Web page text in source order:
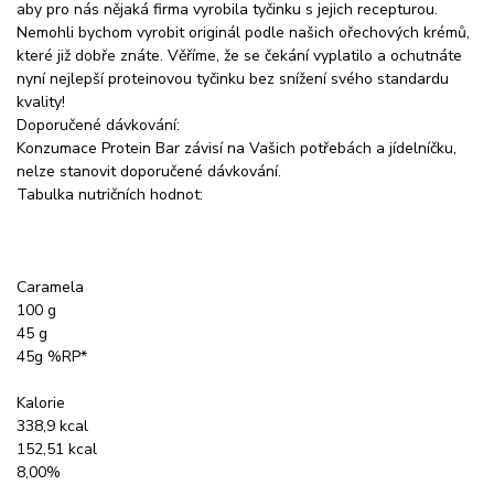
aby pro nás nějaká firma vyrobila tyčinku s jejich recepturou.
Nemohli bychom vyrobit originál podle našich ořechových krémů,
které již dobře znáte. Věříme, že se čekání vyplatilo a ochutnáte
nyní nejlepší proteinovou tyčinku bez snížení svého standardu
kvality!
Doporučené dávkování:
Konzumace Protein Bar závisí na Vašich potřebách a jídelníčku,
nelze stanovit doporučené dávkování.
Tabulka nutričních hodnot:
Caramela
100 g
45 g
45g %RP*
Kalorie
338,9 kcal
152,51 kcal
8,00%